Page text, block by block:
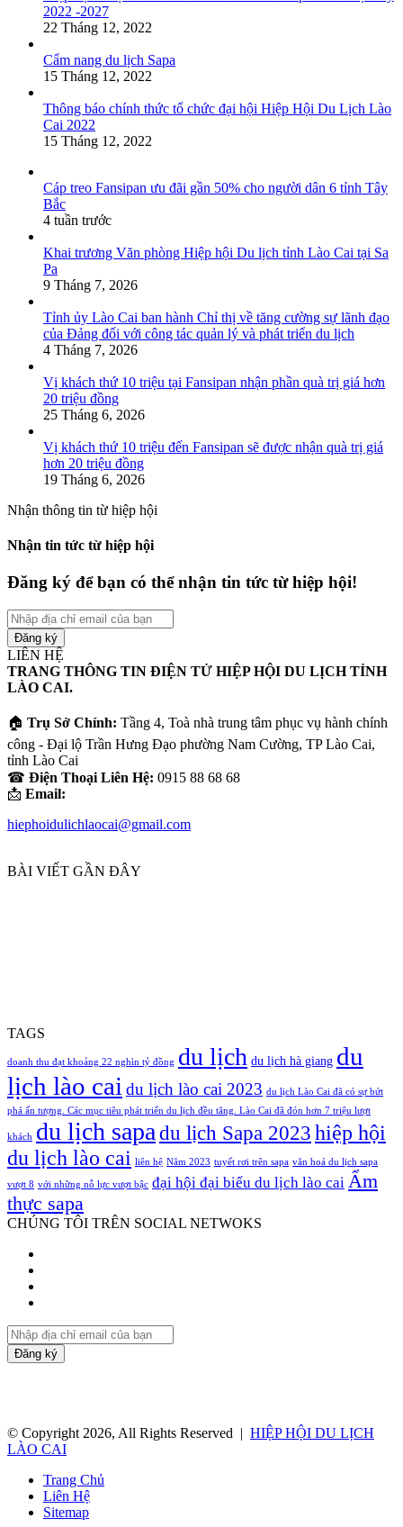
2022 -2027
22 Tháng 12, 2022
Cẩm nang du lịch Sapa
15 Tháng 12, 2022
Thông báo chính thức tổ chức đại hội Hiệp Hội Du Lịch Lào
Cai 2022
15 Tháng 12, 2022
Cáp treo Fansipan ưu đãi gần 50% cho người dân 6 tỉnh Tây
Bắc
4 tuần trước
Khai trương Văn phòng Hiệp hội Du lịch tỉnh Lào Cai tại Sa
Pa
9 Tháng 7, 2026
Tỉnh ủy Lào Cai ban hành Chỉ thị về tăng cường sự lãnh đạo
của Đảng đối với công tác quản lý và phát triển du lịch
4 Tháng 7, 2026
Vị khách thứ 10 triệu tại Fansipan nhận phần quà trị giá hơn
20 triệu đồng
25 Tháng 6, 2026
Vị khách thứ 10 triệu đến Fansipan sẽ được nhận quà trị giá
hơn 20 triệu đồng
19 Tháng 6, 2026
Nhận thông tin từ hiệp hội
Nhận tin tức từ hiệp hội
Đăng ký để bạn có thể nhận tin tức từ hiệp hội!
Nhập
địa
chỉ
email
của
bạn
LIÊN HỆ
TRANG THÔNG TIN ĐIỆN TỬ HIỆP HỘI DU LỊCH TỈNH
LÀO CAI.
🏠 Trụ Sở Chính: Tầng 4, Toà nhà trung tâm phục vụ hành chính
công - Đại lộ Trần Hưng Đạo phường Nam Cường, TP Lào Cai,
tỉnh Lào Cai
☎ Điện Thoại Liên Hệ: 0915 88 68 68
📩 Email:
hiephoidulichlaocai@gmail.com
BÀI VIẾT GẦN ĐÂY
TAGS
doanh thu đạt khoảng 22 nghìn tỷ đồng du lịch du lịch hà giang du
lịch lào cai du lịch lào cai 2023 du lịch Lào Cai đã có sự bứt
phá ấn tượng. Các mục tiêu phát triển du lịch đều tăng. Lào Cai đã đón hơn 7 triệu lượt
khách du lịch sapa du lịch Sapa 2023 hiệp hội
du lịch lào cai liên hệ Năm 2023 tuyết rơi trên sapa văn hoá du lịch sapa
vượt 8 với những nỗ lực vượt bậc đại hội đại biểu du lịch lào cai Ẩm
thực sapa
CHÚNG TÔI TRÊN SOCIAL NETWOKS
Nhập
địa
chỉ
© Copyright 2026, All Rights Reserved | HIỆP HỘI DU LỊCH
LÀO CAI
Trang Chủ
Liên Hệ
Sitemap